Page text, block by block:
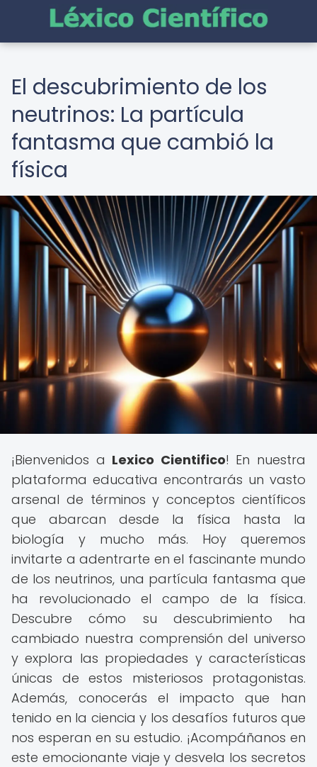
El descubrimiento de los
neutrinos: La partícula
fantasma que cambió la
física
¡Bienvenidos a Lexico Cientifico! En nuestra
plataforma educativa encontrarás un vasto
arsenal de términos y conceptos científicos
que abarcan desde la física hasta la
biología y mucho más. Hoy queremos
invitarte a adentrarte en el fascinante mundo
de los neutrinos, una partícula fantasma que
ha revolucionado el campo de la física.
Descubre cómo su descubrimiento ha
cambiado nuestra comprensión del universo
y explora las propiedades y características
únicas de estos misteriosos protagonistas.
Además, conocerás el impacto que han
tenido en la ciencia y los desafíos futuros que
nos esperan en su estudio. ¡Acompáñanos en
este emocionante viaje y desvela los secretos